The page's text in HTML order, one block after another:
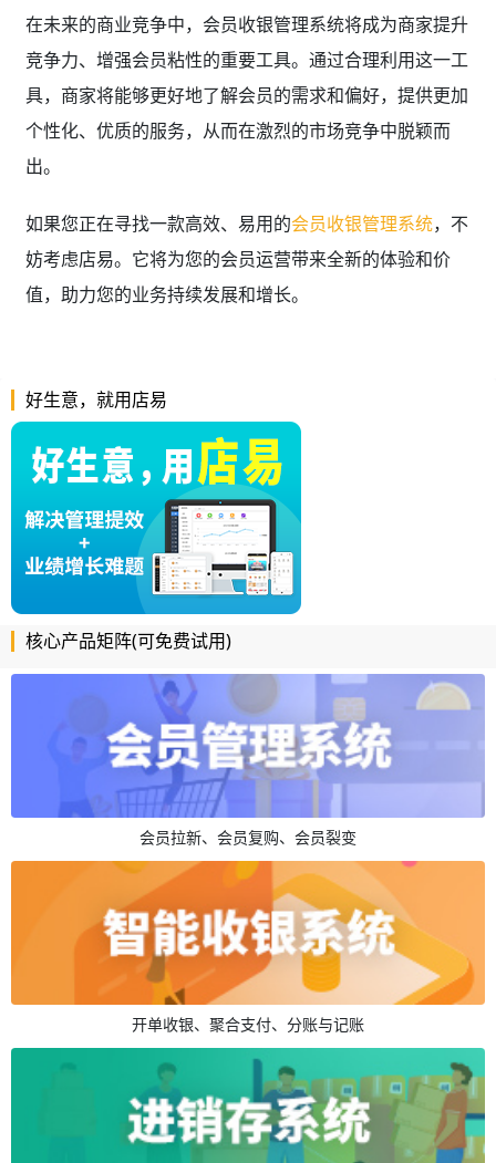
在未来的商业竞争中，会员收银管理系统将成为商家提升
竞争力、增强会员粘性的重要工具。通过合理利用这一工
具，商家将能够更好地了解会员的需求和偏好，提供更加
个性化、优质的服务，从而在激烈的市场竞争中脱颖而
出。
如果您正在寻找一款高效、易用的会员收银管理系统，不
妨考虑店易。它将为您的会员运营带来全新的体验和价
值，助力您的业务持续发展和增长。
好生意，就用店易
核心产品矩阵(可免费试用)
会员拉新、会员复购、会员裂变
开单收银、聚合支付、分账与记账